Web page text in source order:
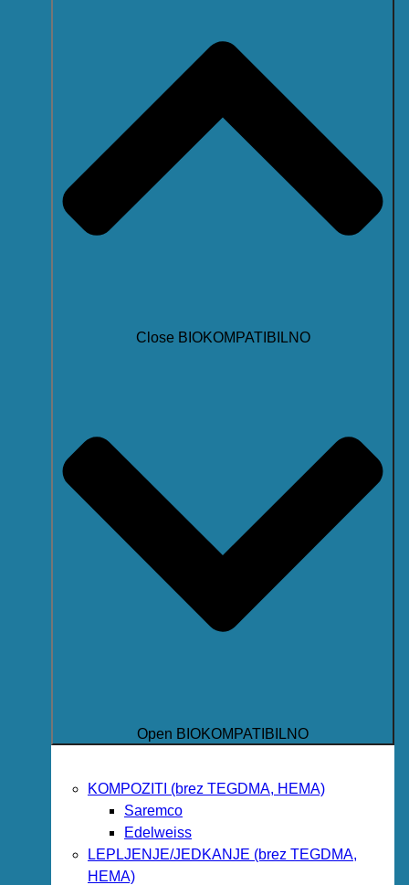
Close BIOKOMPATIBILNO
Open BIOKOMPATIBILNO
KOMPOZITI (brez TEGDMA, HEMA)
Saremco
Edelweiss
LEPLJENJE/JEDKANJE (brez TEGDMA,
HEMA)